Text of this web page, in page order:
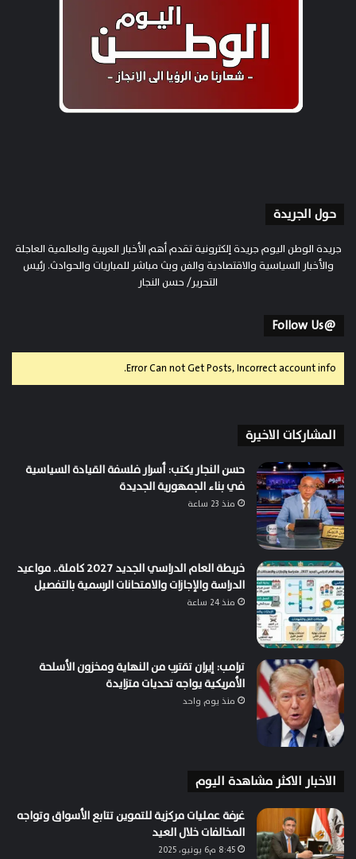
حول الجريدة
جريدة الوطن اليوم جريدة إلكترونية تقدم أهم الأخبار العربية والعالمية العاجلة
والأخبار السياسية والاقتصادية والفن وبث مباشر للمباريات والحوادث. رئيس
التحرير/ حسن النجار
@Follow Us
Error Can not Get Posts, Incorrect account info.
المشاركات الاخيرة
حسن النجار يكتب: أسرار فلسفة القيادة السياسية
في بناء الجمهورية الجديدة
منذ 23 ساعة
خريطة العام الدراسي الجديد 2027 كاملة.. مواعيد
الدراسة والإجازات والامتحانات الرسمية بالتفصيل
منذ 24 ساعة
ترامب: إيران تقترب من النهاية ومخزون الأسلحة
الأمريكية يواجه تحديات متزايدة
منذ يوم واحد
الاخبار الاكثر مشاهدة اليوم
غرفة عمليات مركزية للتموين تتابع الأسواق وتواجه
المخالفات خلال العيد
8:45 م6 يونيو، 2025